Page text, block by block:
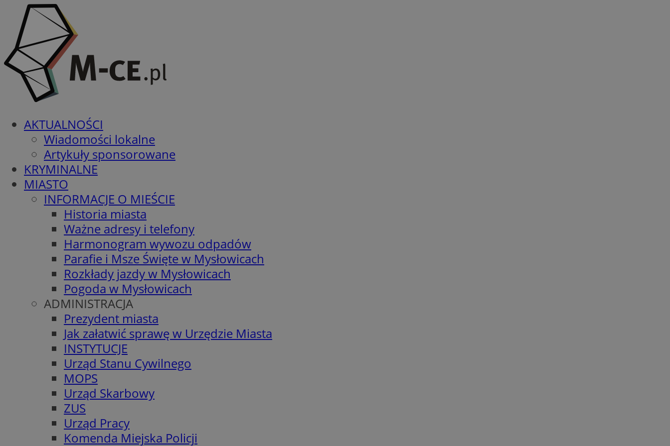
AKTUALNOŚCI
Wiadomości lokalne
Artykuły sponsorowane
KRYMINALNE
MIASTO
INFORMACJE O MIEŚCIE
Historia miasta
Ważne adresy i telefony
Harmonogram wywozu odpadów
Parafie i Msze Święte w Mysłowicach
Rozkłady jazdy w Mysłowicach
Pogoda w Mysłowicach
ADMINISTRACJA
Prezydent miasta
Jak załatwić sprawę w Urzędzie Miasta
INSTYTUCJE
Urząd Stanu Cywilnego
MOPS
Urząd Skarbowy
ZUS
Urząd Pracy
Komenda Miejska Policji